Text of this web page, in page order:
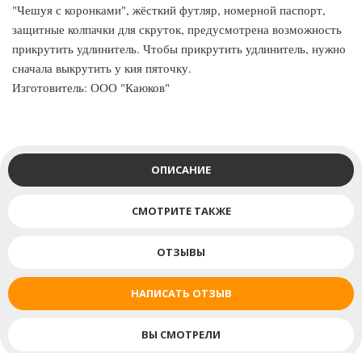
"Чешуя с коронками", жёсткий футляр, номерной паспорт,
защитные колпачки для скруток, предусмотрена возможность
прикрутить удлинитель. Чтобы прикрутить удлинитель, нужно
сначала выкрутить у кия пяточку.
Изготовитель: ООО "Каюков"
ОПИСАНИЕ
СМОТРИТЕ ТАКЖЕ
ОТЗЫВЫ
НАПИСАТЬ ОТЗЫВ
ВЫ СМОТРЕЛИ